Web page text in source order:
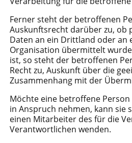
Ferner steht der betroffenen
Auskunftsrecht darüber zu, ob
Daten an ein Drittland oder an
Organisation übermittelt
ist, so steht der betroffenen
Recht zu, Auskunft über die
Zusammenhang mit der
Möchte eine betroffene
in Anspruch nehmen, kann sie
einen Mitarbeiter des für die
Verantwortlichen wenden.